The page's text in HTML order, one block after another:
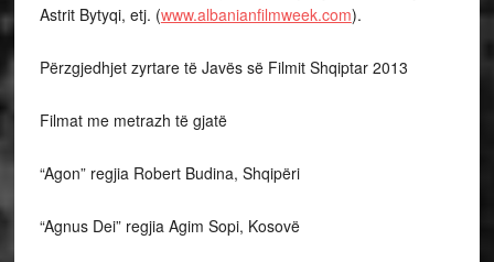
Astrit Bytyqi, etj. (www.albanianfilmweek.com).
Përzgjedhjet zyrtare të Javës së Filmit Shqiptar 2013
Filmat me metrazh të gjatë
“Agon” regjia Robert Budina, Shqipëri
“Agnus Dei” regjia Agim Sopi, Kosovë